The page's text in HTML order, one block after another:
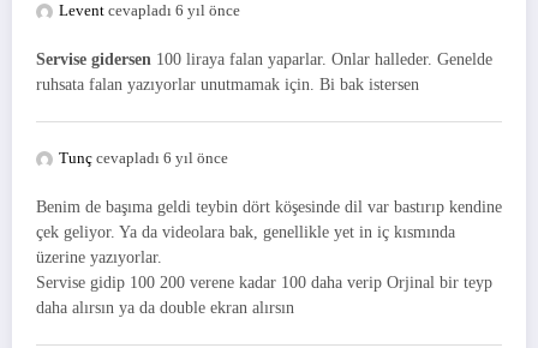
Levent cevapladı 6 yıl önce
Servise gidersen 100 liraya falan yaparlar. Onlar halleder. Genelde
ruhsata falan yazıyorlar unutmamak için. Bi bak istersen
Tunç cevapladı 6 yıl önce
Benim de başıma geldi teybin dört köşesinde dil var bastırıp kendine
çek geliyor. Ya da videolara bak, genellikle yet in iç kısmında
üzerine yazıyorlar.
Servise gidip 100 200 verene kadar 100 daha verip Orjinal bir teyp
daha alırsın ya da double ekran alırsın